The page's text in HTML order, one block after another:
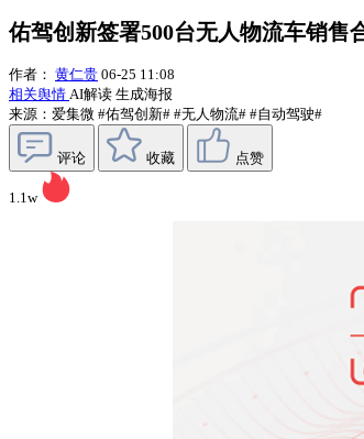
佑驾创新签署500台无人物流车销售
作者： 黄仁贵 06-25 11:08
相关舆情 AI解读 生成海报
来源：爱集微 #佑驾创新# #无人物流# #自动驾驶#
评论 收藏 点赞
1.1w